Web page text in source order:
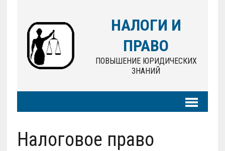
НАЛОГИ И
ПРАВО
ПОВЫШЕНИЕ ЮРИДИЧЕСКИХ
ЗНАНИЙ
Налоговое право